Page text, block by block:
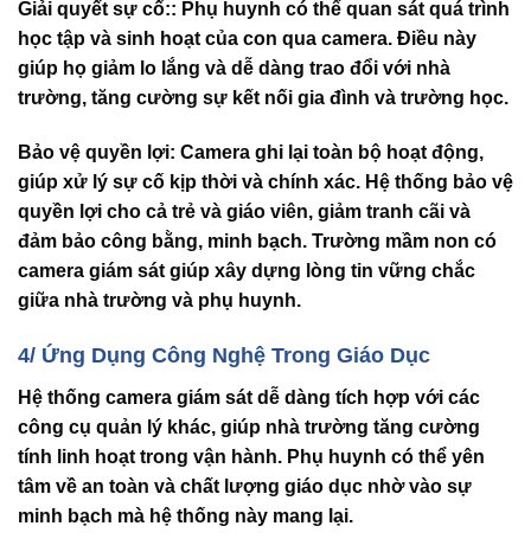
Giải quyết sự cố:: Phụ huynh có thể quan sát quá trình
học tập và sinh hoạt của con qua camera. Điều này
giúp họ giảm lo lắng và dễ dàng trao đổi với nhà
trường, tăng cường sự kết nối gia đình và trường học.
Bảo vệ quyền lợi: Camera ghi lại toàn bộ hoạt động,
giúp xử lý sự cố kịp thời và chính xác. Hệ thống bảo vệ
quyền lợi cho cả trẻ và giáo viên, giảm tranh cãi và
đảm bảo công bằng, minh bạch. Trường mầm non có
camera giám sát giúp xây dựng lòng tin vững chắc
giữa nhà trường và phụ huynh.
4/ Ứng Dụng Công Nghệ Trong Giáo Dục
Hệ thống camera giám sát dễ dàng tích hợp với các
công cụ quản lý khác, giúp nhà trường tăng cường
tính linh hoạt trong vận hành. Phụ huynh có thể yên
tâm về an toàn và chất lượng giáo dục nhờ vào sự
minh bạch mà hệ thống này mang lại.